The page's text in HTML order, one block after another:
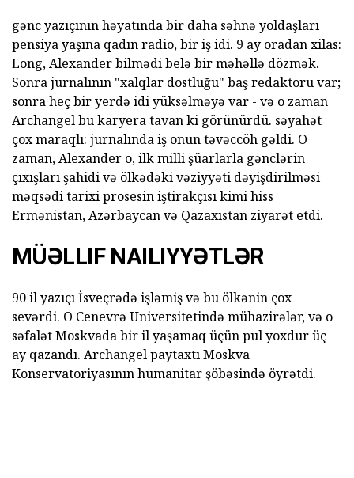
gənc yazıçının həyatında bir daha səhnə yoldaşları
pensiya yaşına qadın radio, bir iş idi. 9 ay oradan xilas:
Long, Alexander bilmədi belə bir məhəllə dözmək.
Sonra jurnalının "xalqlar dostluğu" baş redaktoru var;
sonra heç bir yerdə idi yüksəlməyə var - və o zaman
Archangel bu karyera tavan ki görünürdü. səyahət
çox maraqlı: jurnalında iş onun təvəccöh gəldi. O
zaman, Alexander o, ilk milli şüarlarla gənclərin
çıxışları şahidi və ölkədəki vəziyyəti dəyişdirilməsi
məqsədi tarixi prosesin iştirakçısı kimi hiss
Ermənistan, Azərbaycan və Qazaxıstan ziyarət etdi.
MÜƏLLIF NAILIYYƏTLƏR
90 il yazıçı İsveçrədə işləmiş və bu ölkənin çox
sevərdi. O Cenevrə Universitetində mühazirələr, və o
səfalət Moskvada bir il yaşamaq üçün pul yoxdur üç
ay qazandı. Archangel paytaxtı Moskva
Konservatoriyasının humanitar şöbəsində öyrətdi.